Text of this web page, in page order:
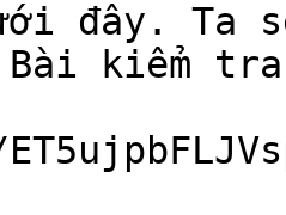
đây. Ta
Bài kiểm tra